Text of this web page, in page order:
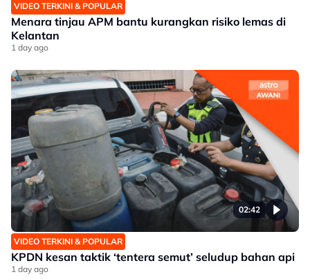
VIDEO TERKINI & POPULAR
Menara tinjau APM bantu kurangkan risiko lemas di
Kelantan
1 day ago
02:42
VIDEO TERKINI & POPULAR
KPDN kesan taktik ‘tentera semut’ seludup bahan api
1 day ago